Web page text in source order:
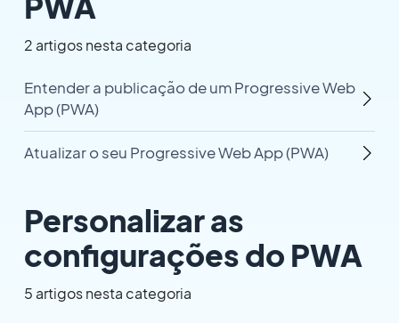
2 artigos nesta categoria
Entender a publicação de um Progressive Web
App (PWA)
Atualizar o seu Progressive Web App (PWA)
Personalizar as
configurações do PWA
5 artigos nesta categoria